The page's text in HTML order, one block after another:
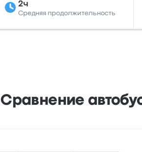
2ч
Средняя продолжительность
Сравнение